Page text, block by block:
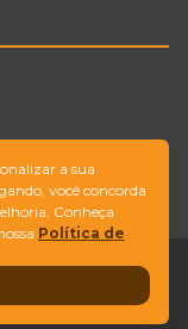
Reserved
a sua
você concorda
Conheça
Política de